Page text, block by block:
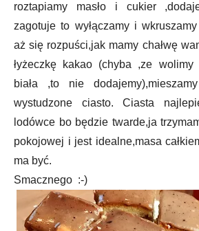
roztapiamy masło i cukier
zagotuje to wyłączamy i
aż się rozpuści,jak mamy chałwę
łyżeczkę kakao (chyba ,ze wolimy
biała ,to nie
wystudzone ciasto. Ciasta
lodówce bo będzie twarde,ja
pokojowej i jest idealne,masa
ma być.
Smacznego :-)